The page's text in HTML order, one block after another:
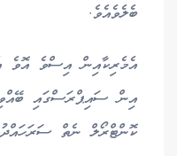
ބެލެވެއެވެ.
އެމެރިކާއިން އިސްވެ އޮވެ
އިން ސައިޕްރަސްގައި
ކޮންޓްރޯލް ނެތް